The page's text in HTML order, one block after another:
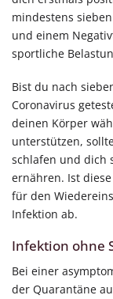
mindestens
und einem
sportliche
Bist du nach
Coronavirus
deinen Körper
unterstützen,
schlafen und dich
ernähren. Ist
für den
Infektion ab.
Infektion ohne
Bei einer
der Quarantäne